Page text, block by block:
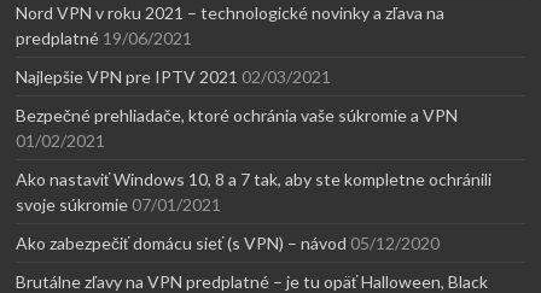
Nord VPN v roku 2021 – technologické novinky a zľava na
predplatné 19/06/2021
Najlepšie VPN pre IPTV 2021 02/03/2021
Bezpečné prehliadače, ktoré ochránia vaše súkromie a VPN
01/02/2021
Ako nastaviť Windows 10, 8 a 7 tak, aby ste kompletne ochránili
svoje súkromie 07/01/2021
Ako zabezpečiť domácu sieť (s VPN) – návod 05/12/2020
Brutálne zľavy na VPN predplatné – je tu opäť Halloween, Black